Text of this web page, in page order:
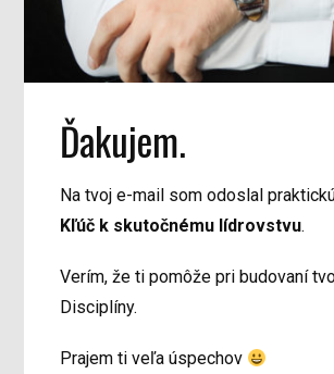
Ďakujem.
Na tvoj e-mail som odoslal
Kľúč k skutočnému lídrovstvu.
Verím, že ti pomôže pri budovaní
Disciplíny.
Prajem ti veľa úspechov